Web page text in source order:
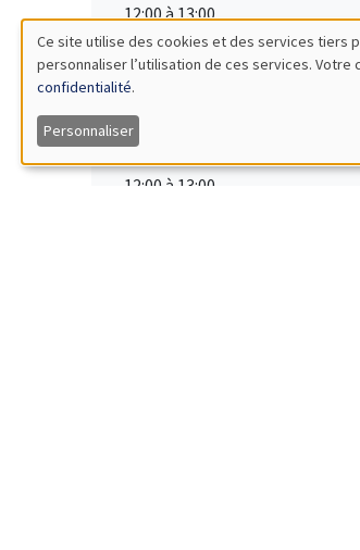
12:00 à 13:00
Îlot Bernard du Bois
Vendredi 19 mars 2027
12:00 à 13:00
Utilisation
des
données
Ce site utilise des cookies et des services tiers
personnaliser l’utilisation de ces services.
confidentialité.
Personnaliser